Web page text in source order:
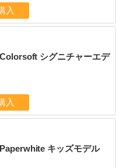
入
シグニチャーエデ
入
キッズモデル